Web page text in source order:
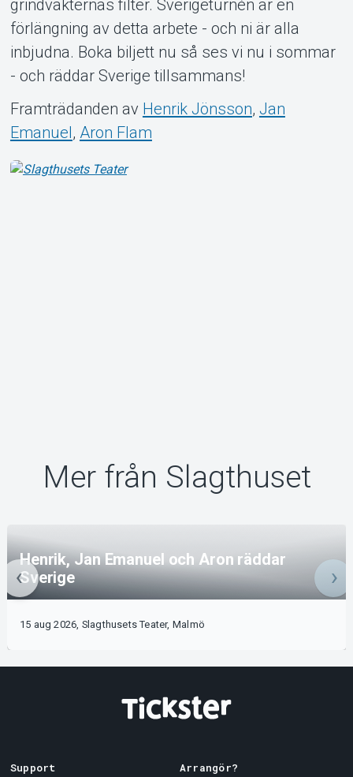
grindvakternas filter. Sverigeturnén är en
förlängning av detta arbete - och ni är alla
inbjudna. Boka biljett nu så ses vi nu i sommar
- och räddar Sverige tillsammans!
Framträdanden av Henrik Jönsson, Jan
Emanuel, Aron Flam
Mer från Slagthuset
Henrik, Jan Emanuel och Aron räddar
Sverige
15 aug 2026, Slagthusets Teater, Malmö
Support Arrangör?